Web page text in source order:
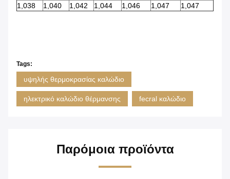
1,038
1,040 1,042 1,044 1,046 1,047 1,047
Tags:
υψηλής θερμοκρασίας καλώδιο
ηλεκτρικό καλώδιο θέρμανσης fecral καλώδιο
Παρόμοια προϊόντα